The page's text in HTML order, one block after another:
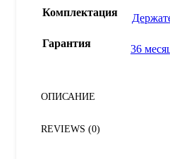
Комплектация
Гарантия 36
ОПИСАНИЕ
REVIEWS (0)